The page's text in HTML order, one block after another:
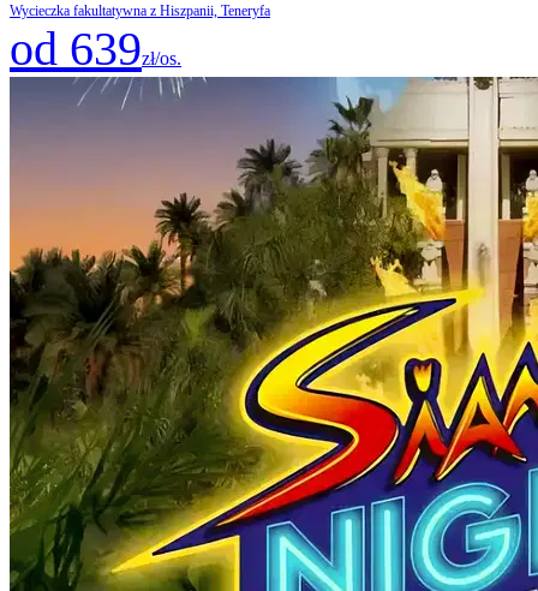
Wycieczka fakultatywna z Hiszpanii, Teneryfa
od 639zł/os.